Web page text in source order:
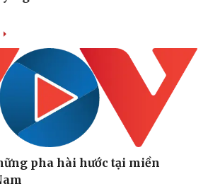
pha hài hước tại miền